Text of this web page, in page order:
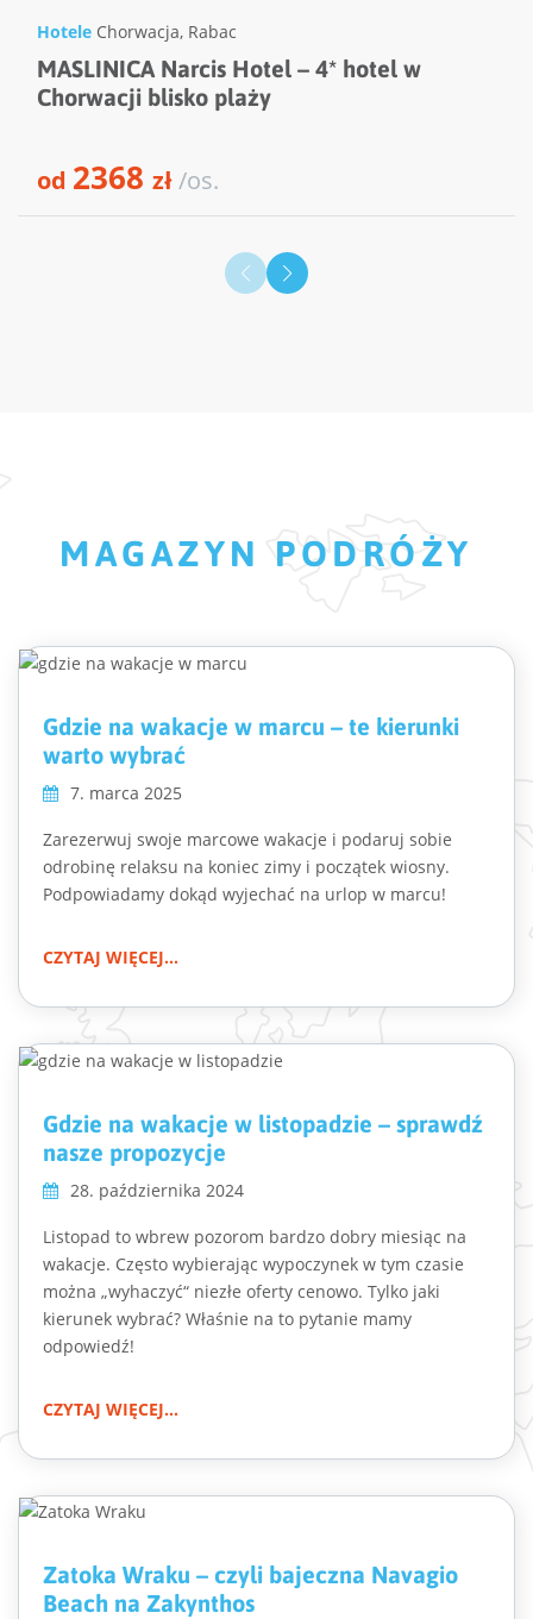
Hotele Chorwacja, Rabac
MASLINICA Narcis Hotel – 4* hotel w
Chorwacji blisko plaży
od 2368 zł/os.
MAGAZYN PODRÓŻY
Gdzie na wakacje w marcu – te kierunki
warto wybrać
7. marca 2025
Zarezerwuj swoje marcowe wakacje i podaruj sobie
odrobinę relaksu na koniec zimy i początek wiosny.
Podpowiadamy dokąd wyjechać na urlop w marcu!
CZYTAJ WIĘCEJ...
Gdzie na wakacje w listopadzie – sprawdź
nasze propozycje
28. października 2024
Listopad to wbrew pozorom bardzo dobry miesiąc na
wakacje. Często wybierając wypoczynek w tym czasie
można „wyhaczyć“ niezłe oferty cenowo. Tylko jaki
kierunek wybrać? Właśnie na to pytanie mamy
odpowiedź!
CZYTAJ WIĘCEJ...
Zatoka Wraku – czyli bajeczna Navagio
Beach na Zakynthos